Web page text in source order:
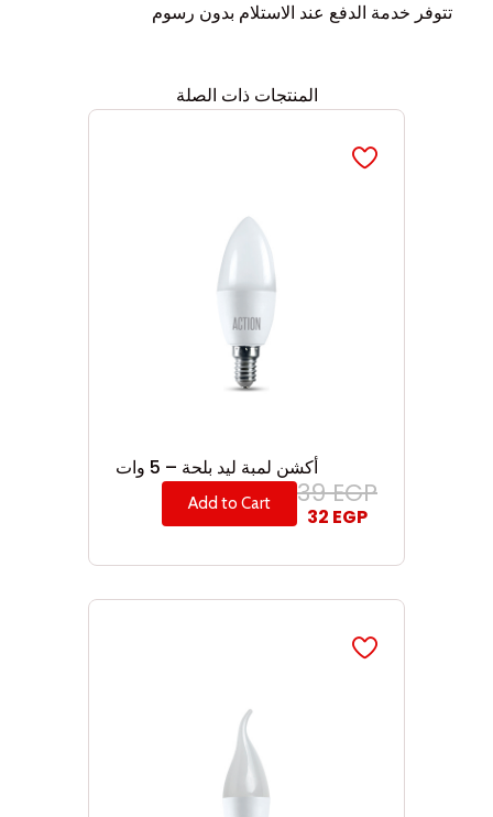
تتوفر خدمة الدفع عند الاستلام بدون رسوم
المنتجات ذات الصلة
أكشن لمبة ليد بلحة – 5 وات
39EGP
32 EGP
Add to Cart